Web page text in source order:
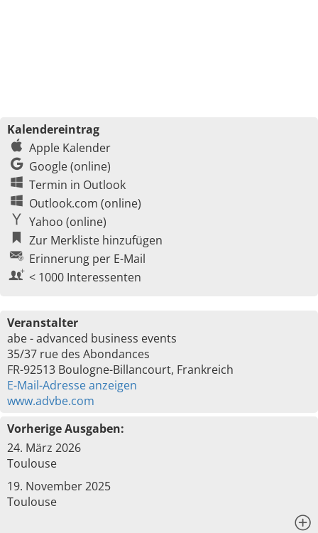
Kalendereintrag
Apple Kalender
Google (online)
Termin in Outlook
Outlook.com (online)
Yahoo (online)
Zur Merkliste hinzufügen
Erinnerung per E-Mail
< 1000 Interessenten
Veranstalter
abe - advanced business events
35/37 rue des Abondances
FR-92513 Boulogne-Billancourt, Frankreich
E-Mail-Adresse anzeigen
www.advbe.com
Vorherige Ausgaben:
24. März 2026
Toulouse
19. November 2025
Toulouse